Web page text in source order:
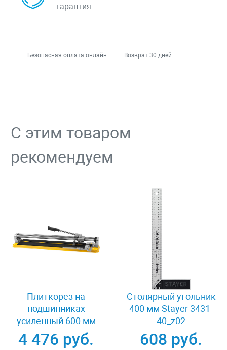
гарантия
Безопасная оплата онлайн Возврат 30 дней
С этим товаром
рекомендуем
Плиткорез на
подшипниках
усиленный 600 мм
Stayer PROFI 3318-60
4 476 руб.
Столярный угольник
400 мм Stayer 3431-
40_z02
608 руб.